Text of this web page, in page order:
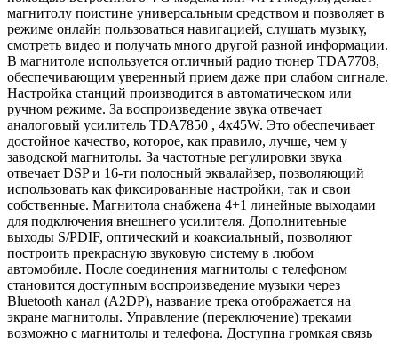
магнитолу поистине универсальным средством и позволяет в
режиме онлайн пользоваться навигацией, слушать музыку,
смотреть видео и получать много другой разной информации.
В магнитоле используется отличный радио тюнер TDA7708,
обеспечивающим уверенный прием даже при слабом сигнале.
Настройка станций производится в автоматическом или
ручном режиме. За воспроизведение звука отвечает
аналоговый усилитель TDA7850 , 4x45W. Это обеспечивает
достойное качество, которое, как правило, лучше, чем у
заводской магнитолы. За частотные регулировки звука
отвечает DSP и 16-ти полосный эквалайзер, позволяющий
использовать как фиксированные настройки, так и свои
собственные. Магнитола снабжена 4+1 линейные выходами
для подключения внешнего усилителя. Дополнитеьные
выходы S/PDIF, оптический и коаксиальный, позволяют
построить прекрасную звуковую систему в любом
автомобиле. После соединения магнитолы с телефоном
становится доступным воспроизведение музыки через
Bluetooth канал (A2DP), название трека отображается на
экране магнитолы. Управление (переключение) треками
возможно с магнитолы и телефона. Доступна громкая связь